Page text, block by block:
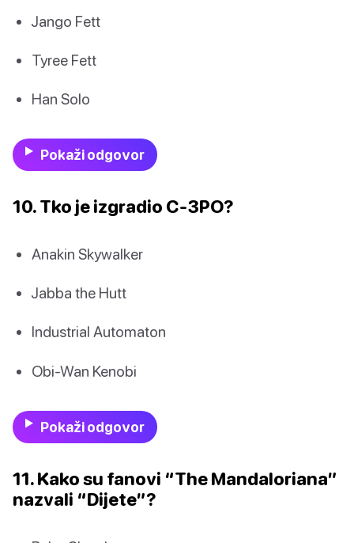
Jango Fett
Tyree Fett
Han Solo
Pokaži odgovor
10. Tko je izgradio C-3PO?
Anakin Skywalker
Jabba the Hutt
Industrial Automaton
Obi-Wan Kenobi
Pokaži odgovor
11. Kako su fanovi “The Mandaloriana”
nazvali “Dijete”?